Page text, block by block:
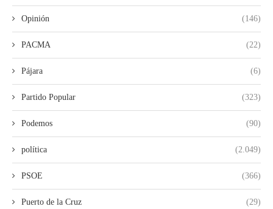
Opinión (146)
PACMA (22)
Pájara (6)
Partido Popular (323)
Podemos (90)
política (2.049)
PSOE (366)
Puerto de la Cruz (29)